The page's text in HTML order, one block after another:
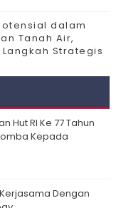
dalam
Tanah Air,
Strategis
Hut RI Ke 77 Tahun
Kepada
Dengan